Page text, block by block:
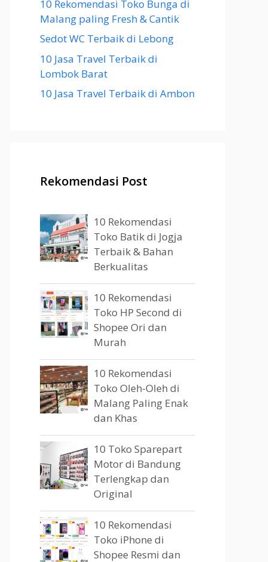
10 Rekomendasi Toko Bunga di
Malang paling Fresh & Cantik
Sedot WC Terbaik di Lebong
10 Jasa Travel Terbaik di
Lombok Barat
10 Jasa Travel Terbaik di Ambon
Rekomendasi Post
10 Rekomendasi
Toko Batik di Jogja
Terbaik & Bahan
Berkualitas
10 Rekomendasi
Toko HP Second di
Shopee Ori dan
Murah
10 Rekomendasi
Toko Oleh-Oleh di
Malang Paling Enak
dan Khas
10 Toko Sparepart
Motor di Bandung
Terlengkap dan
Original
10 Rekomendasi
Toko iPhone di
Shopee Resmi dan